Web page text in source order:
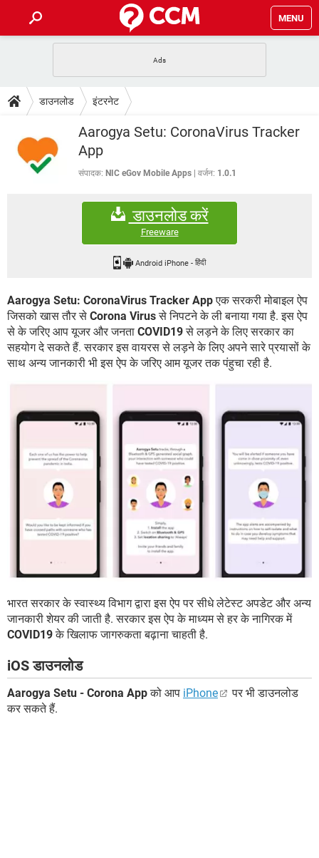
MENU
फोन पर अकाउंट बैलेंस चेक
WhatsApp Hack हो गया? Lucky Patcher यूज करें
टेक-स्पेशल
2020 के फ्री एंटीवायरस
बेस्ट फ्री ऑनलाइन गेम्स
Vidmate
FORUM
कंप्यूटर बस
डाउनलोड इंटरनेट
Aarogya Setu: CoronaVirus Tracker
App
संपादक: NIC eGov Mobile Apps वर्जन: 1.0.1
डाउनलोड करें
Freeware
Android iPhone-हिंदी
Aarogya Setu: CoronaVirus Tracker Appएक सरकरी मोबाइल ऐप
जिसको खास तौर से Corona Virusसे निपटने के ली बनाया गया है. इस ऐप
से के जरिए आप यूजर और जनता COVID19से लड़ने के लिए सरकार का
सहयोग दे सकते हैं. सरकार इस वायरस से लड़ने के लिए अपने सारे प्रयासों के
साथ अन्य जानकारी भी इस ऐप के जरिए आम यूजर तक पंहुचा रही है.
भारत सरकार के स्वास्थ्य विभाग द्वारा इस ऐप पर सीधे लेटेस्ट अपडेट और अन्य
जानकारी शेयर की जाती है. सरकार इस ऐप के माध्यम से हर के नागिरक में
COVID19के खिलाफ जागरुकता बढ़ाना चाहती है.
iOS डाउनलोड
Aarogya Setu - Corona Appको आप iPhone
पर भी डाउनलोड
कर सकते हैं.